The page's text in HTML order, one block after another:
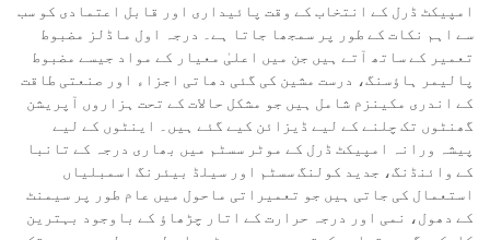
امپیکٹ ڈرل کے انتخاب کے وقت پائیداری اور قابل اعتمادی کو سب
سے اہم نکات کے طور پر سمجھا جاتا ہے۔ درجہ اول ماڈلز مضبوط
تعمیر کے ساتھ آتے ہیں جن میں اعلیٰ معیار کے مواد جیسے مضبوط
پالیمر ہاؤسنگ، درست مشین کی گئی دھاتی اجزاء اور صنعتی طاقت
کے اندری مکینزم شامل ہیں جو مشکل حالات کے تحت ہزاروں آپریشن
گھنٹوں تک چلنے کے لیے ڈیزائن کیے گئے ہیں۔ اینٹوں کے لیے
پیشہ ورانہ امپیکٹ ڈرل کے موٹر سسٹم میں بھاری درجہ کے تانبا
کے وائنڈنگ، جدید کولنگ سسٹم اور سیلڈ بیئرنگ اسمبلیاں
استعمال کی جاتی ہیں جو تعمیراتی ماحول میں عام طور پر سیمنٹ
کے دھول، نمی اور درجہ حرارت کے اتار چڑھاؤ کے باوجود بہترین